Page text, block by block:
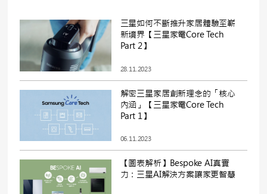
三星如何不斷推升家居體驗至嶄
新境界【三星家電Core Tech
Part 2】
28.11.2023
解密三星家居創新理念的「核心
內涵」【三星家電Core Tech
Part 1】
06.11.2023
【圖表解析】Bespoke AI真實
力：三星AI解決方案讓家更智慧